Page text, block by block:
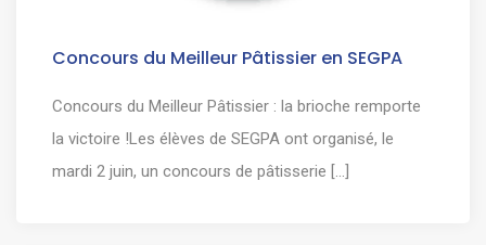
Concours du Meilleur Pâtissier en SEGPA
Concours du Meilleur Pâtissier : la brioche remporte
la victoire !Les élèves de SEGPA ont organisé, le
mardi 2 juin, un concours de pâtisserie [...]